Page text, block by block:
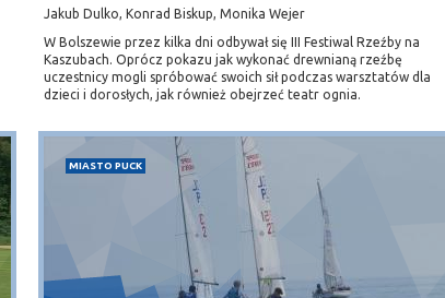
Jakub Dulko, Konrad Biskup, Monika Wejer
W Bolszewie przez kilka dni odbywał się III Festiwal Rzeźby na
Kaszubach. Oprócz pokazu jak wykonać drewnianą rzeźbę
uczestnicy mogli spróbować swoich sił podczas warsztatów dla
dzieci i dorosłych, jak również obejrzeć teatr ognia.
MIASTO PUCK